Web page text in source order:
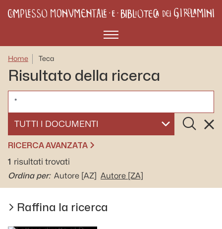
Menù
Home Teca
Risultato della ricerca
SELEZIONA UN DOCUMENTO
Cerca
RICERCA AVANZATA
1 risultati trovati
Ordina per: Autore [AZ] Autore [ZA]
Raffina la ricerca